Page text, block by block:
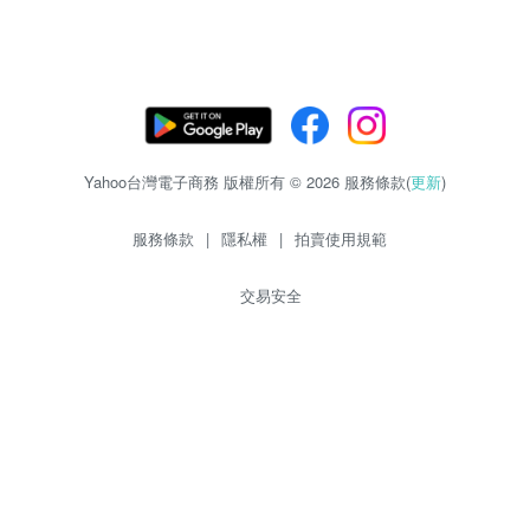
Yahoo台灣電子商務 版權所有 © 2026 服務條款(更新)
服務條款 | 隱私權 | 拍賣使用規範
交易安全